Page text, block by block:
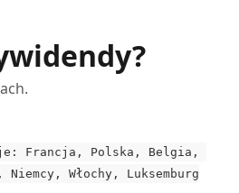
Francja, Polska, Belgia,
Włochy, Luksemburg